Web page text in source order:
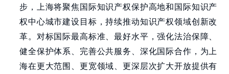
步，上海将聚焦国际知识产权保护高地和国际知识产
权中心城市建设目标，持续推动知识产权领域创新改
革。对标国际最高标准、最好水平，强化法治保障、
健全保护体系、完善公共服务、深化国际合作，为上
海在更大范围、更宽领域、更深层次扩大开放提供有